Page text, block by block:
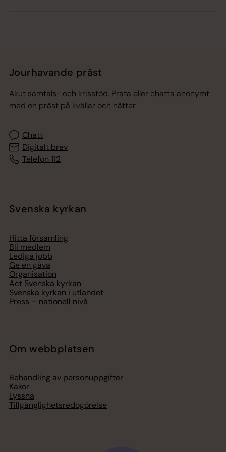
Jourhavande präst
Akut samtals- och krisstöd. Prata eller chatta anonymt
med en präst på kvällar och nätter.
Chatt
Digitalt brev
Telefon 112
Svenska kyrkan
Hitta församling
Bli medlem
Lediga jobb
Ge en gåva
Organisation
Act Svenska kyrkan
Svenska kyrkan i utlandet
Press – nationell nivå
Om webbplatsen
Behandling av personuppgifter
Kakor
Lyssna
Tillgänglighetsredogörelse